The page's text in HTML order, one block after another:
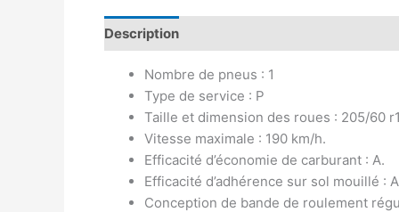
Description
Nombre de pneus : 1
Type de service : P
Taille et dimension des roues : 205/60
Vitesse maximale : 190 km/h.
Efficacité d’économie de carburant : A.
Efficacité d’adhérence sur sol mouillé :
Conception de bande de roulement